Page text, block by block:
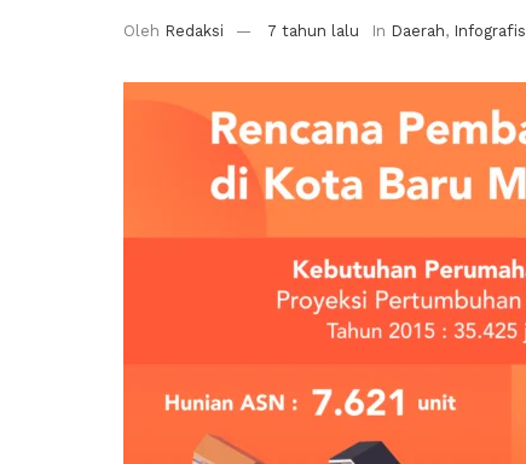
Oleh Redaksi 7 tahun lalu In Daerah, Infografis